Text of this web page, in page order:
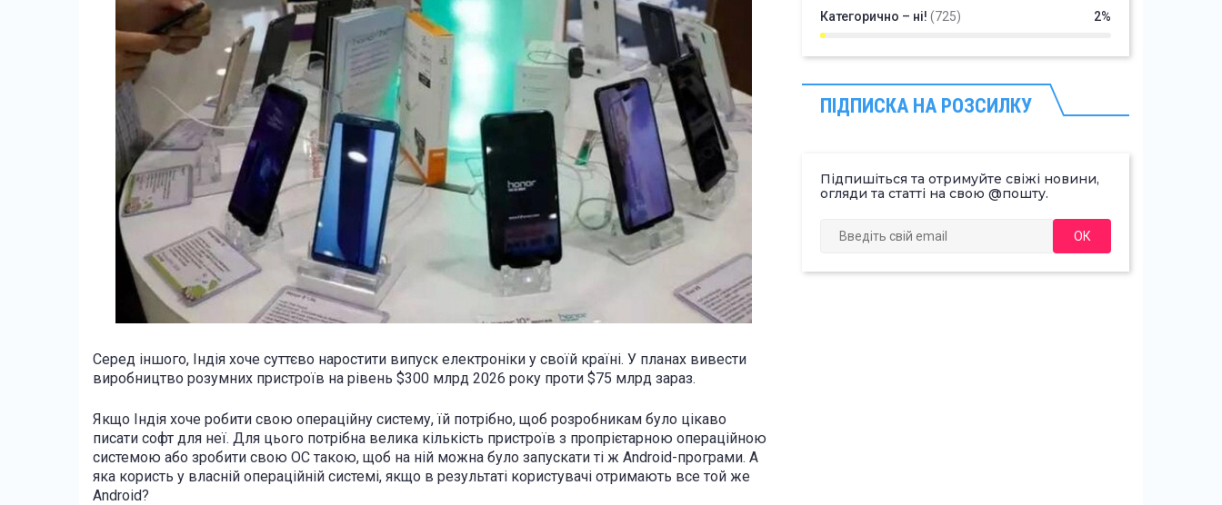
Серед іншого, Індія хоче суттєво наростити випуск електроніки у своїй країні. У планах вивести
виробництво розумних пристроїв на рівень $300 млрд 2026 року проти $75 млрд зараз.
Якщо Індія хоче робити свою операційну систему, їй потрібно, щоб розробникам було цікаво
писати софт для неї. Для цього потрібна велика кількість пристроїв з пропрієтарною операційною
системою або зробити свою ОС такою, щоб на ній можна було запускати ті ж Android-програми. А
яка користь у власній операційній системі, якщо в результаті користувачі отримають все той же
Android?
Категорично – ні! (725) 2%
ПІДПИСКА НА РОЗСИЛКУ
Підпишіться та отримуйте свіжі новини,
огляди та статті на свою @пошту.
ОК